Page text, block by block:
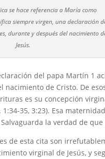
se hace referencia a María como
siempre virgen, una declaración
durante y después del nacimiento
Jesús.
del papa Martín 1
nacimiento de Cristo. De
es su concepción
1:34-35, 3:23). Esa
la verdad de
de esta cita son
virginal de Jesús, y